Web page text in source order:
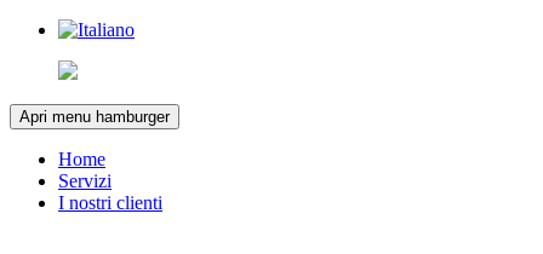
Apri menu hamburger
Home
Servizi
I nostri clienti